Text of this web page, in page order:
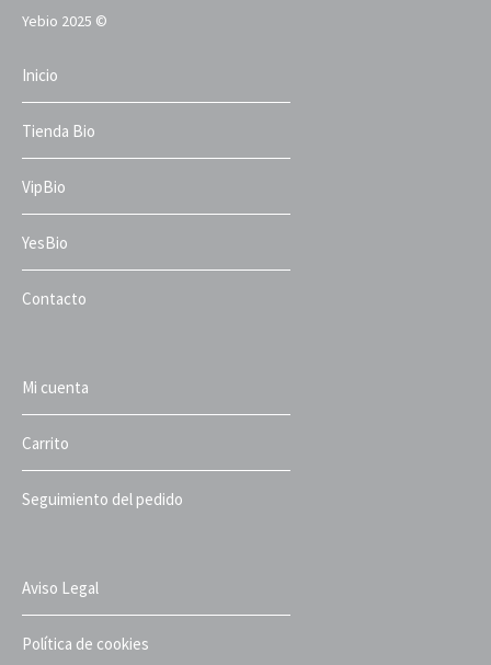
Yebio 2025 ©
Inicio
Tienda Bio
VipBio
YesBio
Contacto
Mi cuenta
Carrito
Seguimiento del pedido
Aviso Legal
Política de cookies